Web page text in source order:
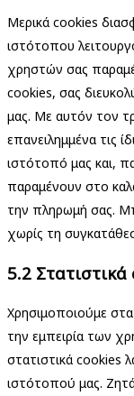
Μερικά cookies
ιστότοπου
χρηστών σας
cookies, σας
μας. Με αυτόν τον
επανειλημμένα τις
ιστότοπό μας και,
παραμένουν στο
την πληρωμή σας.
χωρίς τη
5.2
Χρησιμοποιούμε
την εμπειρία των
στατιστικά cookies
ιστότοπού μας.